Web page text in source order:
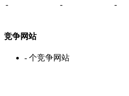
-
- -
竞争网站
- 个竞争网站